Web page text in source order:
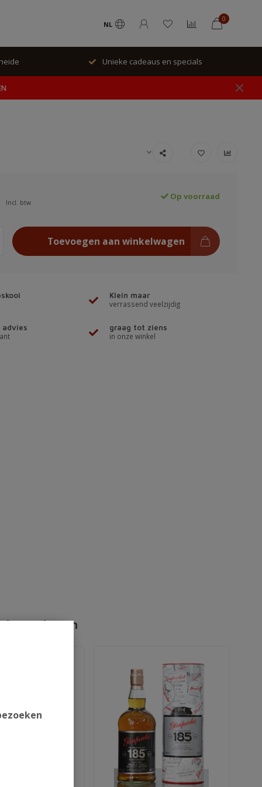
NL
0
Unieke cadeaus en specials
Incl. btw
Op voorraad
Toevoegen aan winkelwagen
Klein maar
verrassend veelzijdig
advies
graag tot ziens
in onze winkel
producten